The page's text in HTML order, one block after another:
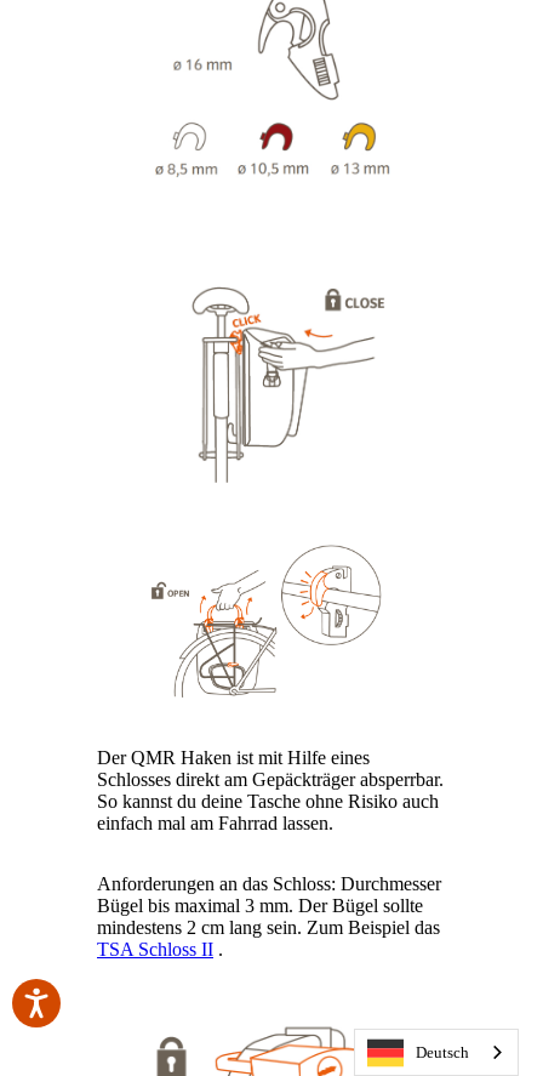
Der QMR Haken ist mit Hilfe eines
Schlosses direkt am Gepäckträger absperrbar.
So kannst du deine Tasche ohne Risiko auch
einfach mal am Fahrrad lassen.
Anforderungen an das Schloss: Durchmesser
Bügel bis maximal 3 mm. Der Bügel sollte
mindestens 2 cm lang sein. Zum Beispiel das
TSA Schloss II .
Deutsch